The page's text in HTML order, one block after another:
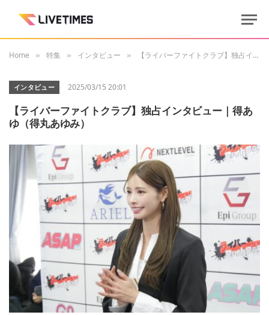
Home » 特集 » インタビュー » 【ライバーファイトクラブ】独占インタビュー｜得あゆ（得丸あゆみ）
インタビュー 2025/03/15 20:01
【ライバーファイトクラブ】独占インタビュー｜得あ
ゆ（得丸あゆみ）